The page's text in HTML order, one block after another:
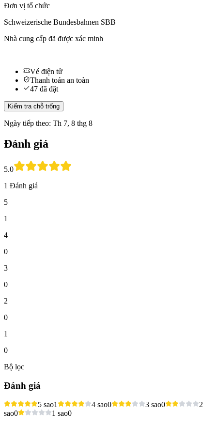
Đơn vị tổ chức
Schweizerische Bundesbahnen SBB
Nhà cung cấp đã được xác minh
Vé điện tử
Thanh toán an toàn
47 đã đặt
Kiểm tra chỗ trống
Ngày tiếp theo: Th 7, 8 thg 8
Đánh giá
5.0
1 Đánh giá
5
1
4
0
3
0
2
0
1
0
Bộ lọc
Đánh giá
5 sao1 4 sao0 3 sao0
2
sao0 1 sao0